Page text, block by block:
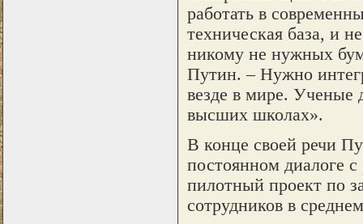
работать в
техническая база, и
никому не нужных
Путин. – Нужно
везде в мире. Ученые
высших школах».
В конце своей речи
постоянном диалоге
пилотный проект по
сотрудников в